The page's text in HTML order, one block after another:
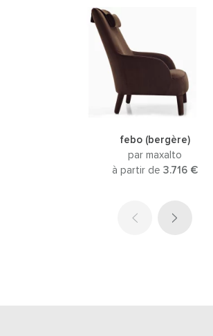
febo (bergère)
par maxalto
à partir de 3.716 €